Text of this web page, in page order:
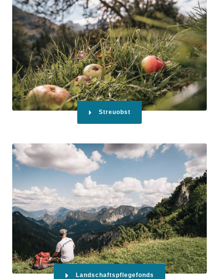
Streuobst
Landschaftspflegefonds